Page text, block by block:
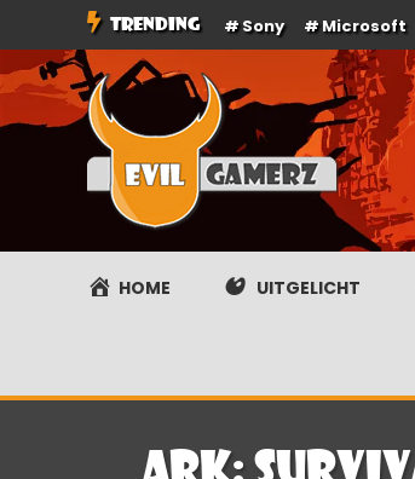
naar
de
TRENDING Sony Microsoft
Evilgamerz
Het meest interessante game nieuws,
HOME UITGELICHT
ARK: